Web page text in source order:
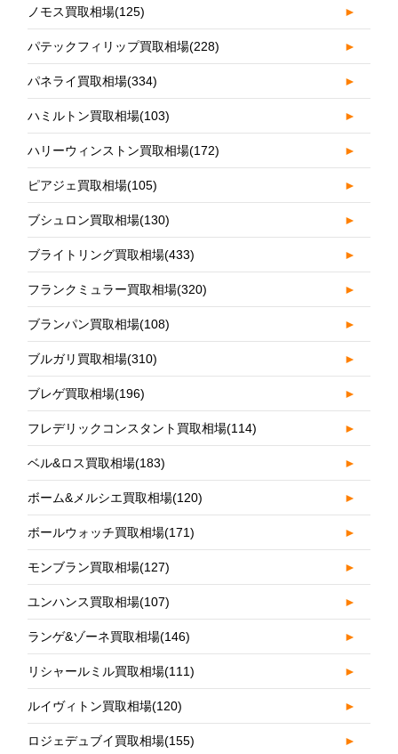
ノモス買取相場(125) ►
パテックフィリップ買取相場(228) ►
パネライ買取相場(334) ►
ハミルトン買取相場(103) ►
ハリーウィンストン買取相場(172) ►
ピアジェ買取相場(105) ►
ブシュロン買取相場(130) ►
ブライトリング買取相場(433) ►
フランクミュラー買取相場(320) ►
ブランパン買取相場(108) ►
ブルガリ買取相場(310) ►
ブレゲ買取相場(196) ►
フレデリックコンスタント買取相場(114) ►
ベル&ロス買取相場(183) ►
ボーム&メルシエ買取相場(120) ►
ボールウォッチ買取相場(171) ►
モンブラン買取相場(127) ►
ユンハンス買取相場(107) ►
ランゲ&ゾーネ買取相場(146) ►
リシャールミル買取相場(111) ►
ルイヴィトン買取相場(120) ►
ロジェデュブイ買取相場(155) ►